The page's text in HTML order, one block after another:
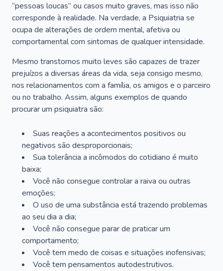
“pessoas loucas” ou casos muito graves, mas isso não
corresponde à realidade. Na verdade, a Psiquiatria se
ocupa de alterações de ordem mental, afetiva ou
comportamental com sintomas de qualquer intensidade.
Mesmo transtornos muito leves são capazes de trazer
prejuízos a diversas áreas da vida, seja consigo mesmo,
nos relacionamentos com a família, os amigos e o parceiro
ou no trabalho. Assim, alguns exemplos de quando
procurar um psiquiatra são:
Suas reações a acontecimentos positivos ou
negativos são desproporcionais;
Sua tolerância a incômodos do cotidiano é muito
baixa;
Você não consegue controlar a raiva ou outras
emoções;
O uso de uma substância está trazendo problemas
ao seu dia a dia;
Você não consegue parar de praticar um
comportamento;
Você tem medo de coisas e situações inofensivas;
Você tem pensamentos autodestrutivos.